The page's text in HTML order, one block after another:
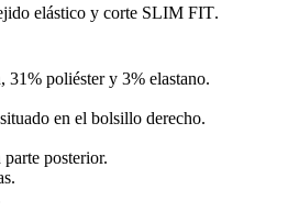
elástico y corte SLIM FIT.
31% poliéster y 3% elastano.
en el bolsillo derecho.
posterior.